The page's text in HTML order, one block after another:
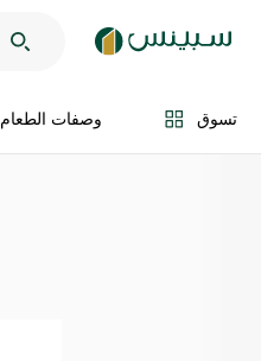
تسوق وصفات الطعام
اضف الى السلة